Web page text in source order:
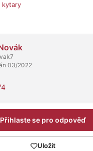
kytary
03/2022
Přihlaste se pro odpověď
Uložit